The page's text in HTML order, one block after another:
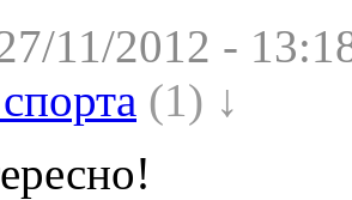
11/2012 -
(1) ↓